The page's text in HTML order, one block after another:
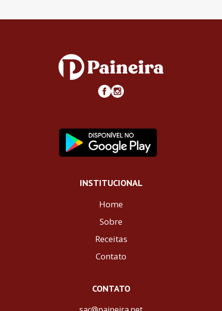
INSTITUCIONAL
Home
Sobre
Receitas
Contato
CONTATO